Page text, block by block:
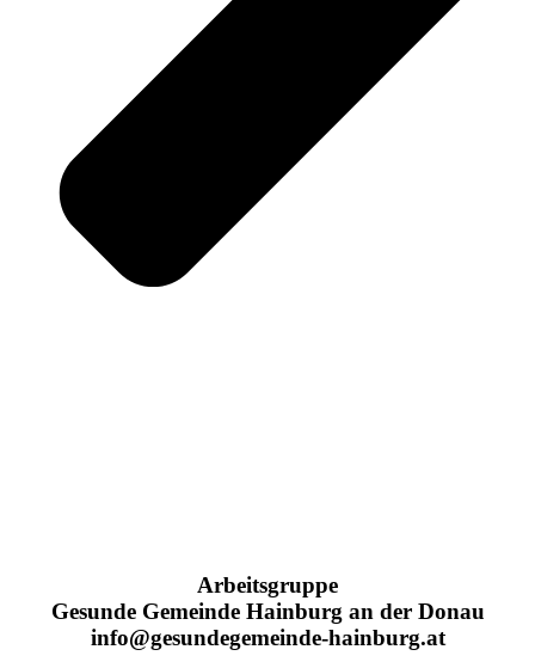
Arbeitsgruppe
Gesunde Gemeinde Hainburg an der Donau
info@gesundegemeinde-hainburg.at